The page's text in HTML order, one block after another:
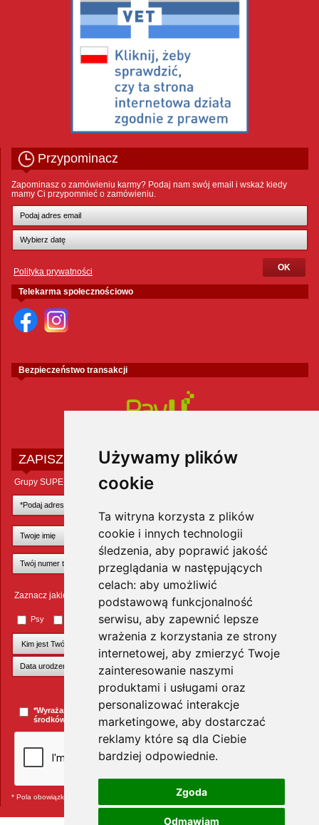
Używamy plików
cookie
Ta witryna korzysta z plików
cookie i innych technologii
śledzenia, aby poprawić jakość
przeglądania w następujących
celach: aby umożliwić
podstawową funkcjonalność
serwisu, aby zapewnić lepsze
wrażenia z korzystania ze strony
internetowej, aby zmierzyć Twoje
zainteresowanie naszymi
produktami i usługami oraz
personalizować interakcje
marketingowe, aby dostarczać
reklamy które są dla Ciebie
bardziej odpowiednie.
Zgoda
Odmawiam
Przypominacz
Zapominasz o zamówieniu karmy? Podaj nam swój email i wskaż kiedy
mamy Ci przypomnieć o zamówieniu.
Polityka prywatności
Telekarma społecznościowo
Bezpieczeństwo transakcji
ZAPISZ SIĘ DO NEWSLETTERA
Grupy SUPER ZOO POLAND Sp. z o.o.
Zaznacz jakie zwierzęta Cię interesują
Psy Małe ssaki Ptaki Inne zwierzęta
+Dodaj kolejnego pupila
*Wyrażam zgodę na przesyłanie informacji handlowych za pomocą
środków komunikacji elektronicznej. więcej »
* Pola obowiązkowe